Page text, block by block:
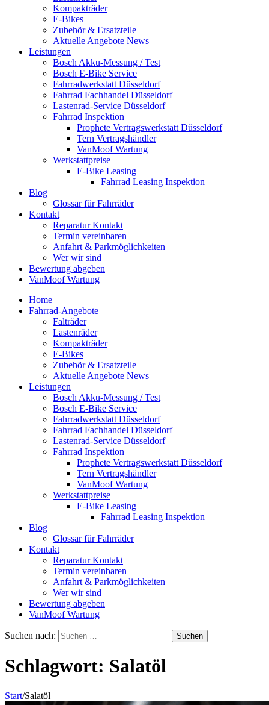
Kompakträder
E-Bikes
Zubehör & Ersatzteile
Aktuelle Angebote News
Leistungen
Bosch Akku-Messung / Test
Bosch E-Bike Service
Fahrradwerkstatt Düsseldorf
Fahrrad Fachhandel Düsseldorf
Lastenrad-Service Düsseldorf
Fahrrad Inspektion
Prophete Vertragswerkstatt Düsseldorf
Tern Vertragshändler
VanMoof Wartung
Werkstattpreise
E-Bike Leasing
Fahrrad Leasing Inspektion
Blog
Glossar für Fahrräder
Kontakt
Reparatur Kontakt
Termin vereinbaren
Anfahrt & Parkmöglichkeiten
Wer wir sind
Bewertung abgeben
VanMoof Wartung
Home
Fahrrad-Angebote
Falträder
Lastenräder
Kompakträder
E-Bikes
Zubehör & Ersatzteile
Aktuelle Angebote News
Leistungen
Bosch Akku-Messung / Test
Bosch E-Bike Service
Fahrradwerkstatt Düsseldorf
Fahrrad Fachhandel Düsseldorf
Lastenrad-Service Düsseldorf
Fahrrad Inspektion
Prophete Vertragswerkstatt Düsseldorf
Tern Vertragshändler
VanMoof Wartung
Werkstattpreise
E-Bike Leasing
Fahrrad Leasing Inspektion
Blog
Glossar für Fahrräder
Kontakt
Reparatur Kontakt
Termin vereinbaren
Anfahrt & Parkmöglichkeiten
Wer wir sind
Bewertung abgeben
VanMoof Wartung
Suchen nach:
Schlagwort: Salatöl
Start/Salatöl